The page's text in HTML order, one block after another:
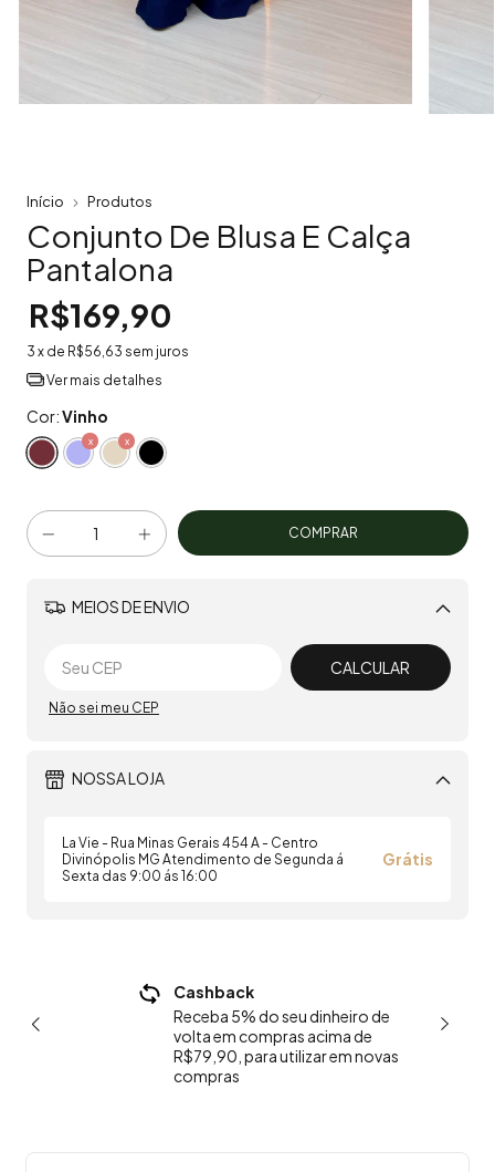
Início Produtos
Conjunto De Blusa E Calça
Pantalona
R$169,90
3 x de R$56,63 sem juros
Ver mais detalhes
Cor:Vinho
MEIOS DE ENVIO
Alterar CEP
CALCULAR
Não sei meu CEP
NOSSA LOJA
La Vie - Rua Minas Gerais 454 A - Centro
Divinópolis MG Atendimento de Segunda á
Sexta das 9:00 ás 16:00
Grátis
Cashback
Receba 5% do seu dinheiro de
volta em compras acima de
R$79,90, para utilizar em novas
compras